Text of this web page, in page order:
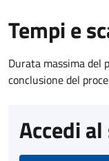
Tempi e
Durata massima del
conclusione del
Accedi